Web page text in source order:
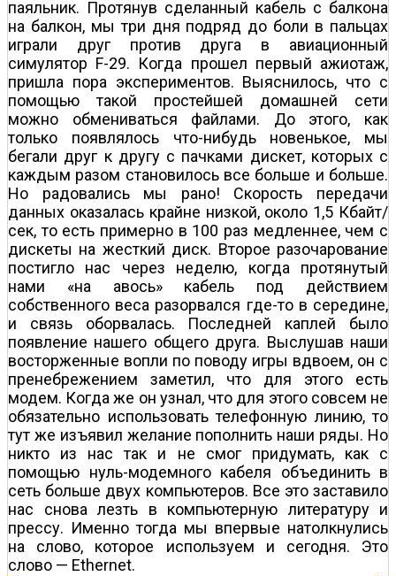
паяльник. Протянув сделанный кабель с балкона
на балкон, мы три дня подряд до боли в пальцах
играли друг против друга в авиационный
симулятор F-29. Когда прошел первый ажиотаж,
пришла пора экспериментов. Выяснилось, что с
помощью такой простейшей домашней сети
можно обмениваться файлами. До этого, как
только появлялось что-нибудь новенькое, мы
бегали друг к другу с пачками дискет, которых с
каждым разом становилось все больше и больше.
Но радовались мы рано! Скорость передачи
данных оказалась крайне низкой, около 1,5 Кбайт/
сек, то есть примерно в 100 раз медленнее, чем с
дискеты на жесткий диск. Второе разочарование
постигло нас через неделю, когда протянутый
нами «на авось» кабель под действием
собственного веса разорвался где-то в середине,
и связь оборвалась. Последней каплей было
появление нашего общего друга. Выслушав наши
восторженные вопли по поводу игры вдвоем, он с
пренебрежением заметил, что для этого есть
модем. Когда же он узнал, что для этого совсем не
обязательно использовать телефонную линию, то
тут же изъявил желание пополнить наши ряды. Но
никто из нас так и не смог придумать, как с
помощью нуль-модемного кабеля объединить в
сеть больше двух компьютеров. Все это заставило
нас снова лезть в компьютерную литературу и
прессу. Именно тогда мы впервые натолкнулись
на слово, которое используем и сегодня. Это
слово — Ethernet.